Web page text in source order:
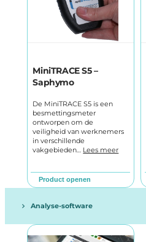
MiniTRACE S5 –
Saphymo
De MiniTRACE S5 is een
besmettingsmeter
ontworpen om de
veiligheid van werknemers
in verschillende
vakgebieden… Lees meer
Product openen
Analyse-software